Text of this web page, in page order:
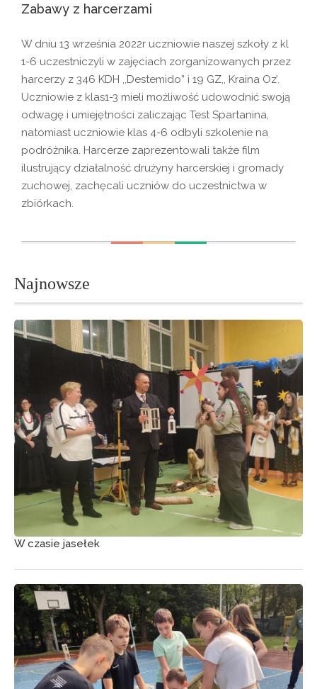
Zabawy z harcerzami
W dniu 13 września 2022r uczniowie naszej szkoły z kl
1-6 uczestniczyli w zajęciach zorganizowanych przez
harcerzy z 346 KDH ,,Destemido” i 19 GZ,, Kraina Oz’.
Uczniowie z klas1-3 mieli możliwość udowodnić swoją
odwagę i umiejętności zaliczając Test Spartanina,
natomiast uczniowie klas 4-6 odbyli szkolenie na
podróżnika. Harcerze zaprezentowali także film
ilustrujący działalność drużyny harcerskiej i gromady
zuchowej, zachęcali uczniów do uczestnictwa w
zbiórkach.
Najnowsze
W czasie jasełek